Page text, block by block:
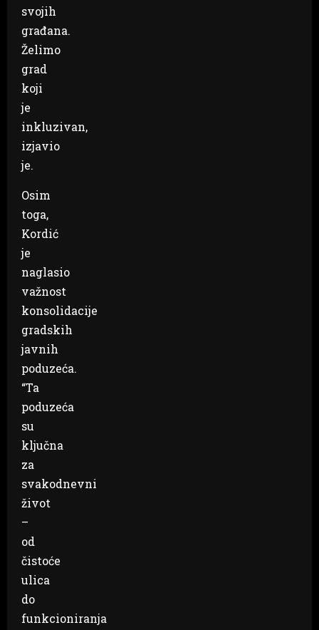
svojih
građana.
Želimo
grad
koji
je
inkluzivan,
izjavio
je.
Osim
toga,
Kordić
je
naglasio
važnost
konsolidacije
gradskih
javnih
poduzeća.
“Ta
poduzeća
su
ključna
za
svakodnevni
život
–
od
čistoće
ulica
do
funkcioniranja